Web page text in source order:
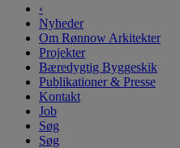
‹
Nyheder
Om Rønnow Arkitekter
Projekter
Bæredygtig Byggeskik
Publikationer & Presse
Kontakt
Job
Søg
Søg